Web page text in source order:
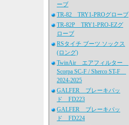
ーブ
TR-82 TRY1-PROグローブ
TR-82P TRY1-PRO-EZグ
ローブ
RSタイチ ブーツ ソックス
(ロング)
TwinAir エアフィルター
Scorpa SC-F / Sherco ST-F
2024-2025
GALFER ブレーキパッ
ド FD223
GALFER ブレーキパッ
ド FD224